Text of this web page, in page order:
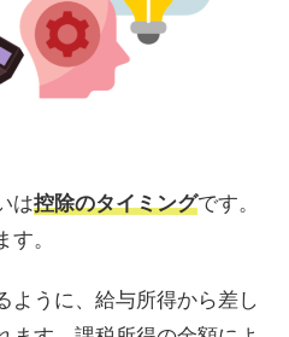
は控除のタイミングです。
。
ように、給与所得から差し